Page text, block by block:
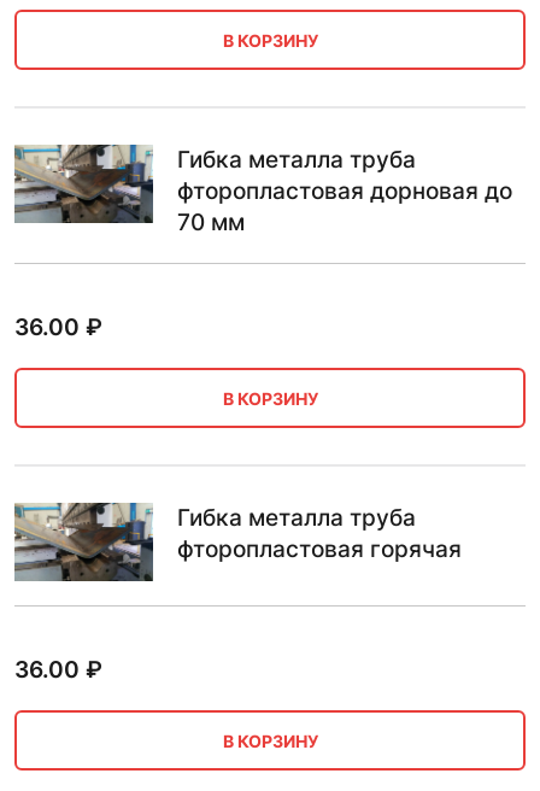
В КОРЗИНУ
Гибка металла труба
фторопластовая дорновая до
70 мм
36.00 ₽
В КОРЗИНУ
Гибка металла труба
фторопластовая горячая
36.00 ₽
В КОРЗИНУ